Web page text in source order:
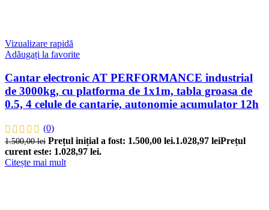
Vizualizare rapidă
Adăugați la favorite
Cantar electronic AT PERFORMANCE industrial
de 3000kg, cu platforma de 1x1m, tabla groasa de
0.5, 4 celule de cantarie, autonomie acumulator 12h
(0)
1.500,00lei Prețul inițial a fost: 1.500,00 lei.1.028,97 leiPrețul
curent este: 1.028,97 lei.
Citește mai mult